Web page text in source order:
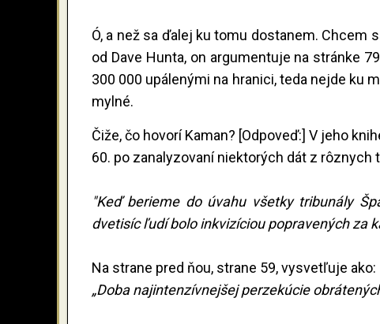
Ó, a než sa ďalej ku tomu dostanem.
od Dave Hunta, on argumentuje na stránke
300 000 upálenými na hranici, teda nejde ku
mylné.
Čiže, čo hovorí Kaman? [Odpoveď:] V jeho
60. po zanalyzovaní niektorých dát z rôznych
"Keď berieme do úvahu všetky tribunály
dvetisíc ľudí bolo inkvizíciou popravených za
Na strane pred ňou, strane 59, vysvetľuje ako:
„Doba najintenzívnejšej perzekúcie